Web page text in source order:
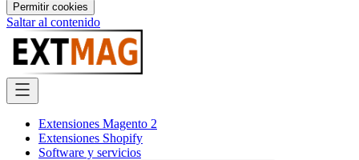
Permitir cookies
Saltar al contenido
Extensiones Magento 2
Extensiones Shopify
Software y servicios